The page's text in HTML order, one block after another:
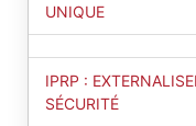
UNIQUE
IPRP :
SÉCURITÉ